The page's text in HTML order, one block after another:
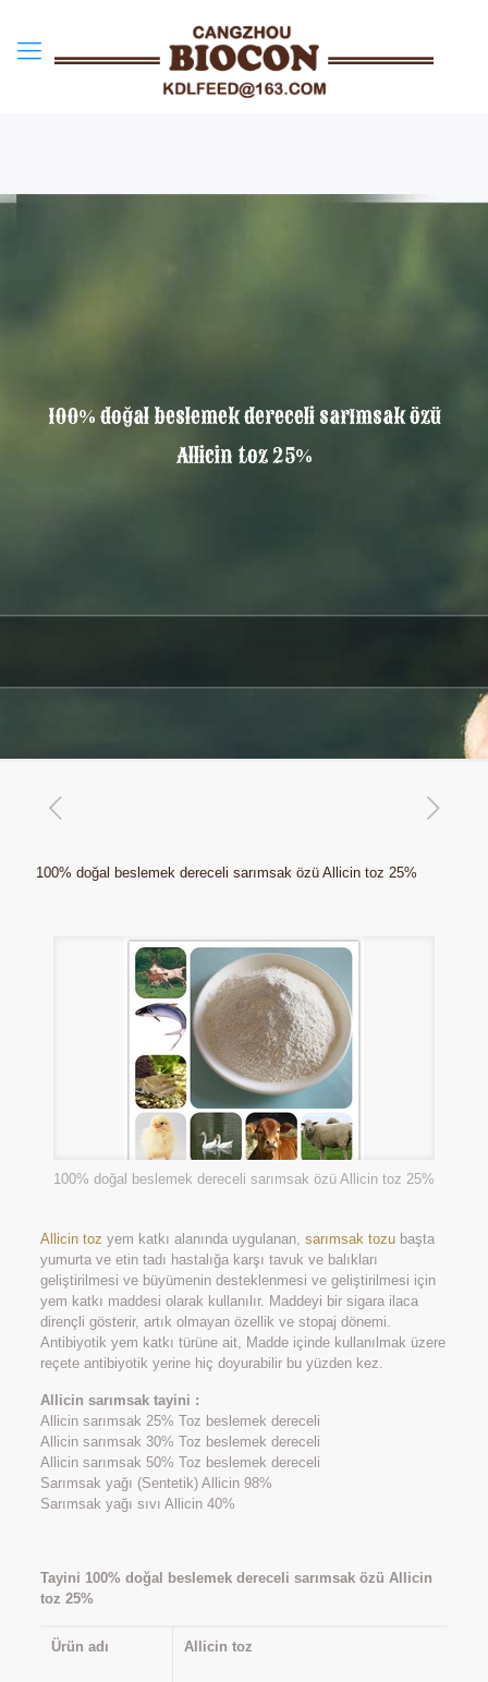
100% doğal beslemek dereceli sarımsak özü
Allicin toz 25%
100% doğal beslemek dereceli sarımsak özü Allicin toz 25%
100% doğal beslemek dereceli sarımsak özü Allicin toz 25%
Allicin toz yem katkı alanında uygulanan, sarımsak tozubaşta
yumurta ve etin tadı hastalığa karşı tavuk ve balıkları
geliştirilmesi ve büyümenin desteklenmesi ve geliştirilmesi için
yem katkı maddesi olarak kullanılır. Maddeyi bir sigara ilaca
dirençli gösterir, artık olmayan özellik ve stopaj dönemi.
Antibiyotik yem katkı türüne ait, Madde içinde kullanılmak üzere
reçete antibiyotik yerine hiç doyurabilir bu yüzden kez.
Allicin sarımsak tayini :
Allicin sarımsak 25% Toz beslemek dereceli
Allicin sarımsak 30% Toz beslemek dereceli
Allicin sarımsak 50% Toz beslemek dereceli
Sarımsak yağı (Sentetik) Allicin 98%
Sarımsak yağı sıvı Allicin 40%
Tayini 100% doğal beslemek dereceli sarımsak özü Allicin
toz 25%
Ürün adı Allicin toz